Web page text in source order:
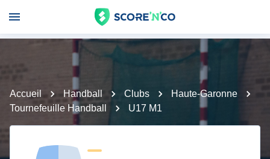
Accueil Handball Clubs
Haute-Garonne
Tournefeuille Handball
U17 M1